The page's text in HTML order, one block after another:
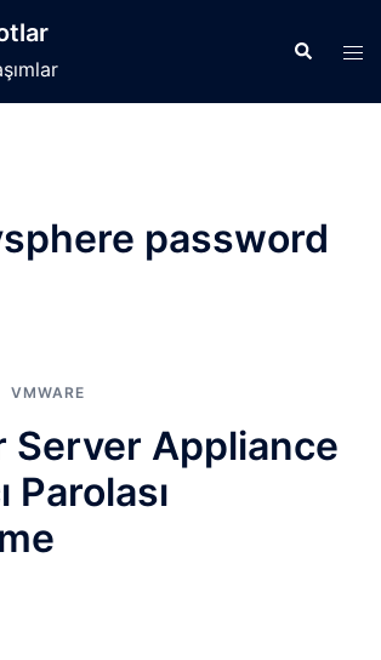
Search
password
VMWARE
Server Appliance
Parolası